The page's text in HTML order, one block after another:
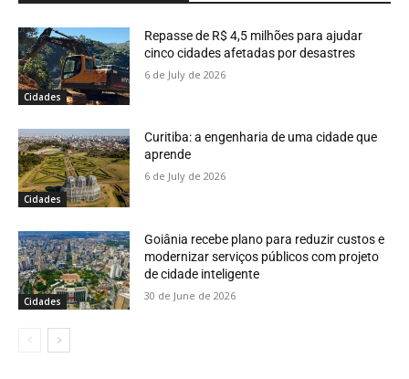
Cidades
Repasse de R$ 4,5 milhões para ajudar
cinco cidades afetadas por desastres
6 de July de 2026
Cidades
Curitiba: a engenharia de uma cidade que
aprende
6 de July de 2026
Cidades
Goiânia recebe plano para reduzir custos e
modernizar serviços públicos com projeto
de cidade inteligente
30 de June de 2026